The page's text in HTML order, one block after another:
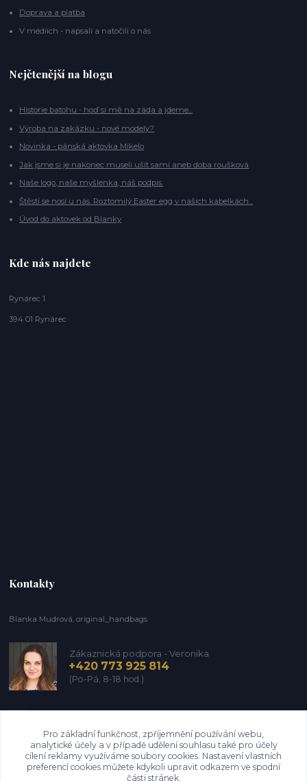
Doprava a platba
V médiích - napsali a natočili o nás
Nejčtenější na blogu
Historie batohu - hoď si mě na záda a jdeme...
Výroba na zakázku - nové modely?
Novinka - pánská aktovka Mikelo
Jak jsme si je nakonec museli ušít sami aneb doba roušková
Naše logo, naše myšlenka, náš podpis.
Štěstí se nosí u nás. Roztomilý Easter egg v našich kabelkách...
Úvod do aktovek od Blanky
Kde nás najdete
Rynárec 1
394 01 Rynárec
Kontakty
Blanka Mudrová, original_handbags
Zákaznická podpora - Veronika
+420 773 925 814
(Po-Pá, 8-18 hod.)
Pro základní funkčnost, zpříjemnění používání webu,
analytické účely a v případě udělení souhlasu také pro účely
cílení reklamy využíváme soubory cookies. Nastavení vlastních
preferencí cookies můžete kdykoli upravit odkazem ve spodní
části stránek.